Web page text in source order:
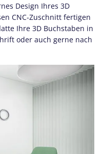
Design Ihres 3D
CNC-Zuschnitt fertigen
Ihre 3D Buchstaben in
oder auch gerne nach